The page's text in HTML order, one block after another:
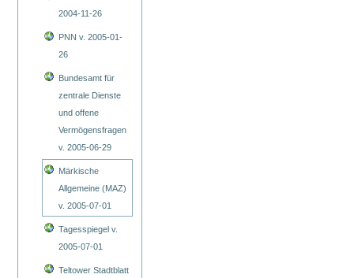
2004-11-26
PNN v. 2005-01-
26
Bundesamt für
zentrale Dienste
und offene
Vermögensfragen
v. 2005-06-29
Märkische
Allgemeine (MAZ)
v. 2005-07-01
Tagesspiegel v.
2005-07-01
Teltower Stadtblatt